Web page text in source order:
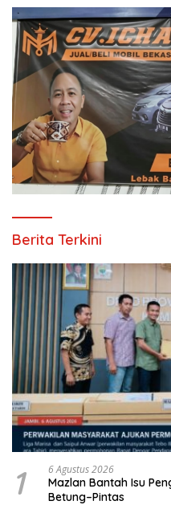
Berita Terkini
1 6 Agustus 2026
Mazlan Bantah Isu
Betung–Pintas